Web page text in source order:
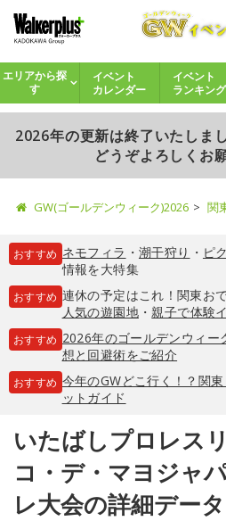
エリアから探
す
イベント
カレンダー
イベント
ランキング
2026年の更新は終了いたしま
どうぞよろしくお
GW(ゴールデンウィーク)2026 関
おすすめ ネモフィラ ・ 潮干狩り ・ ピ
情報を大特集
おすすめ 連休の予定はこれ！関東お
人気の遊園地・親子で体験
おすすめ 2026年のゴールデンウィ
想と回避術をご紹介
おすすめ 今年のGWどこ行く！？関
ットガイド
いたばしプロレス
コ・デ・マヨジャ
レ大会の詳細データ